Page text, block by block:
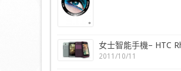
女士智能手機– HTC
2011/10/11